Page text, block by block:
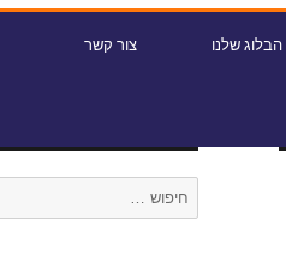
הבלוג שלנו צור קשר